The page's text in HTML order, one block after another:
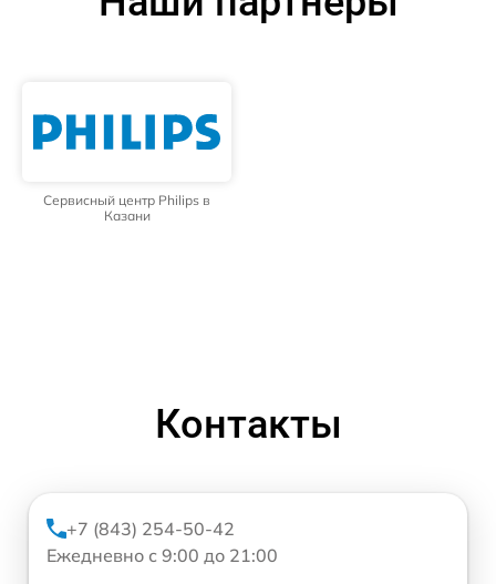
Сервисный центр Philips в
Казани
Контакты
+7 (843) 254-50-42
Ежедневно с 9:00 до 21:00